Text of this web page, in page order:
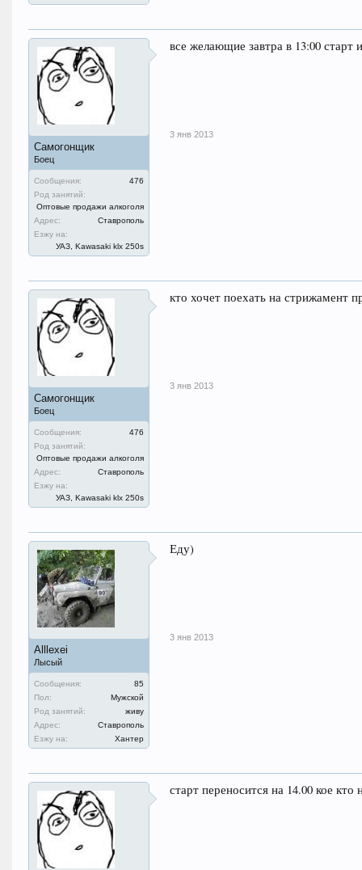
Самогонщик
Боец
Сообщения:
476
Род занятий:
Оптовые продажи алкоголя
Адрес:
Ставрополь
Езжу на:
УАЗ, Kawasaki klx 250s
все желающие завтра в 13:00 старт
3 янв 2013
Самогонщик
Боец
Сообщения:
476
Род занятий:
Оптовые продажи алкоголя
Адрес:
Ставрополь
Езжу на:
УАЗ, Kawasaki klx 250s
кто хочет поехать на стрижамент
3 янв 2013
Alllexei
Лысый
Сообщения:
85
Пол:
Мужской
Род занятий:
живу
Адрес:
Ставрополь
Езжу на:
Хантер
Еду)
3 янв 2013
старт переносится на 14.00 кое кто